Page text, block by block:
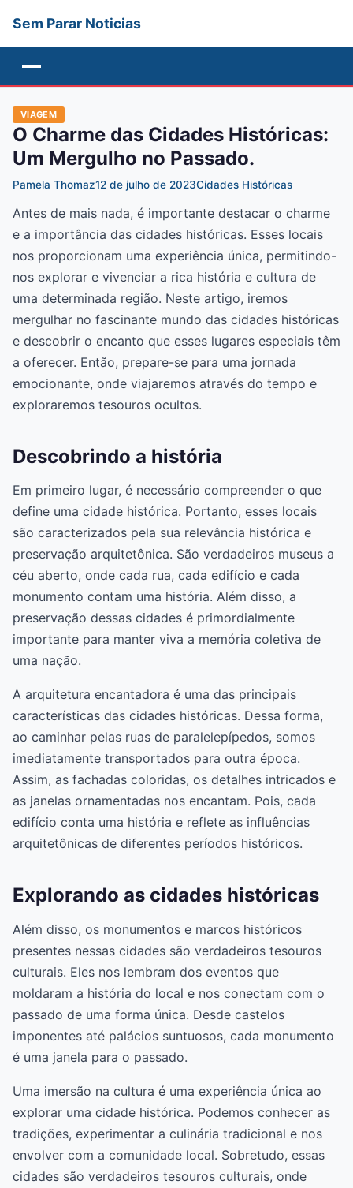
Sem Parar Noticias
VIAGEM
O Charme das Cidades Históricas:
Um Mergulho no Passado.
Pamela Thomaz12 de julho de 2023Cidades Históricas
Antes de mais nada, é importante destacar o charme
e a importância das cidades históricas. Esses locais
nos proporcionam uma experiência única, permitindo-
nos explorar e vivenciar a rica história e cultura de
uma determinada região. Neste artigo, iremos
mergulhar no fascinante mundo das cidades históricas
e descobrir o encanto que esses lugares especiais têm
a oferecer. Então, prepare-se para uma jornada
emocionante, onde viajaremos através do tempo e
exploraremos tesouros ocultos.
Descobrindo a história
Em primeiro lugar, é necessário compreender o que
define uma cidade histórica. Portanto, esses locais
são caracterizados pela sua relevância histórica e
preservação arquitetônica. São verdadeiros museus a
céu aberto, onde cada rua, cada edifício e cada
monumento contam uma história. Além disso, a
preservação dessas cidades é primordialmente
importante para manter viva a memória coletiva de
uma nação.
A arquitetura encantadora é uma das principais
características das cidades históricas. Dessa forma,
ao caminhar pelas ruas de paralelepípedos, somos
imediatamente transportados para outra época.
Assim, as fachadas coloridas, os detalhes intricados e
as janelas ornamentadas nos encantam. Pois, cada
edifício conta uma história e reflete as influências
arquitetônicas de diferentes períodos históricos.
Explorando as cidades históricas
Além disso, os monumentos e marcos históricos
presentes nessas cidades são verdadeiros tesouros
culturais. Eles nos lembram dos eventos que
moldaram a história do local e nos conectam com o
passado de uma forma única. Desde castelos
imponentes até palácios suntuosos, cada monumento
é uma janela para o passado.
Uma imersão na cultura é uma experiência única ao
explorar uma cidade histórica. Podemos conhecer as
tradições, experimentar a culinária tradicional e nos
envolver com a comunidade local. Sobretudo, essas
cidades são verdadeiros tesouros culturais, onde